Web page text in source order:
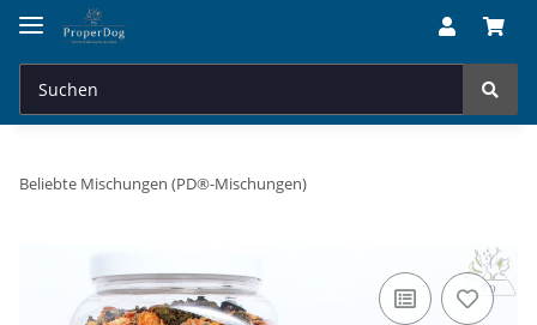
Beliebte Mischungen (PD®-Mischungen)